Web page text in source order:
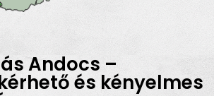
Andocs –
és kényelmes